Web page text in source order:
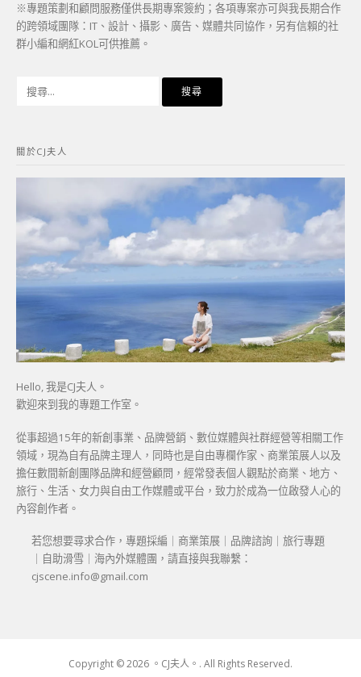
※專題策劃和顧問服務僅供長期專案簽約；各項專案亦可與我長期合作
的跨領域團隊：IT、設計、攝影、廣告、媒體共同協作，另有信賴的社
群小編和網紅KOL可供推薦。
字:
關於CJ夫人
Hello, 我是CJ夫人。
歡迎來到我的專題工作室。
從事超過15年的新創事業、品牌營銷、數位媒體與社群經營等相關工作
領域，現為自有品牌主理人，同時也是自由專欄作家、商業策展人以及
擔任數間新創團隊品牌和經營顧問，經常發表個人觀點於商業、地方、
旅行、生活、女力與自由工作媒體或平台，致力於成為一位啟發人心的
內容創作者。
若您想要尋求合作，專題採編｜商業策展｜品牌諮詢｜旅行專題
｜自助滑雪｜海內外媒體團，請直接與我聯繫：
cjscene.info@gmail.com
Copyright © 2026 。CJ夫人。. All Rights Reserved.